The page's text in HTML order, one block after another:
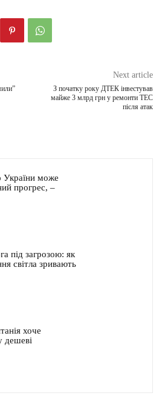
Next article
З початку року ДТЕК інвестував
майже 3 млрд грн у ремонти ТЕС
після атак
може
прогрес, –
під загрозою: як
світла зривають
хоче
дешеві